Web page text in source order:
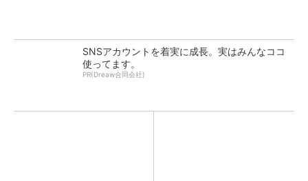
SNSアカウントを着実に成長。実はみんなココ
使ってます。
PR(Dreaw合同会社)